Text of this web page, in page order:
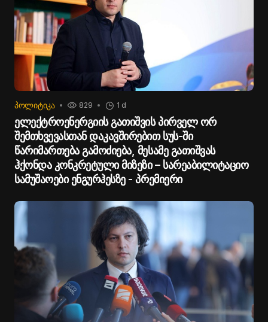
ᲞᲝᲚᲘᲢᲘᲙᲐ 829 1 d
ელექტროენერგიის გათიშვის პირველ ორ
შემთხვევასთან დაკავშირებით სუს-ში
წარიმართება გამოძიება, მესამე გათიშვას
ჰქონდა კონკრეტული მიზეზი – სარეაბილიტაციო
სამუშაოები ენგურჰესზე - პრემიერი